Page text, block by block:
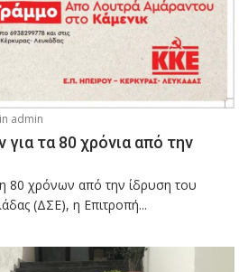
admin
τα 80 χρόνια από την
χρόνων από την ίδρυση του
(ΔΣΕ), η Επιτροπή...